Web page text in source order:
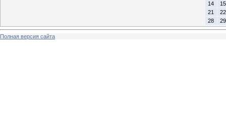
14
15
21
22
28
29
Полная версия сайта